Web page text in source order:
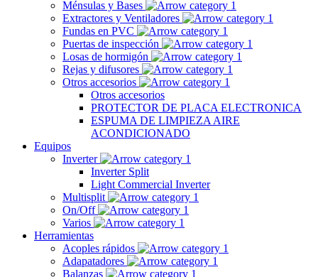
Ménsulas y Bases
Extractores y Ventiladores
Fundas en PVC
Puertas de inspección
Losas de hormigón
Rejas y difusores
Otros accesorios
Otros accesorios
PROTECTOR DE PLACA ELECTRONICA
ESPUMA DE LIMPIEZA AIRE
ACONDICIONADO
Equipos
Inverter
Inverter Split
Light Commercial Inverter
Multisplit
On/Off
Varios
Herramientas
Acoples rápidos
Adapatadores
Balanzas